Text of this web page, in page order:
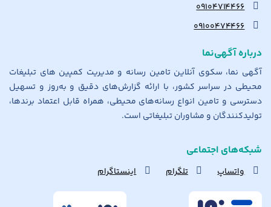
۰۹۱۰۴۷۱۴۴۶۶
۰۹۱۰۰۴۷۴۴۶۶
درباره آگهی‌نما
آگهی نما، سکوی آنلاین تامین رسانه و مدیریت کمپین های تبلیغات
محیطی در سراسر کشور، با ارائه گزارش‌های دقیق و به‌روز و تسهیل
دسترسی و تامین انواع رسانه‌های محیطی، همراه قابل اعتماد برندها،
تولیدکنندگان و مشاوران تبلیغاتی است.
شبکه‌های اجتماعی
واتساپ تلگرام اینستاگرام